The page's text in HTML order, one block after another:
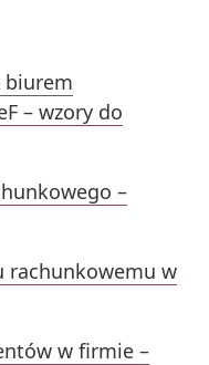
biurem
– wzory do
–
rachunkowemu w
w firmie –